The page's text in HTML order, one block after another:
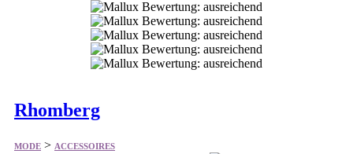
Rhomberg
MODE > ACCESSOIRES